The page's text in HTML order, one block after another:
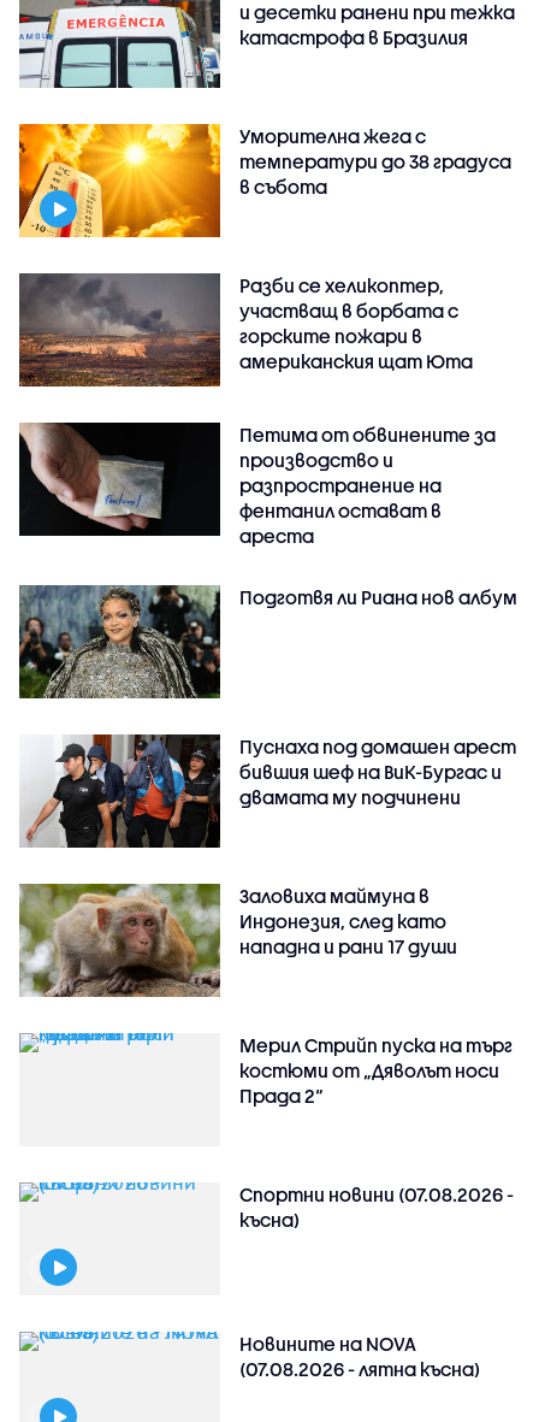
и десетки ранени при тежка
катастрофа в Бразилия
Уморителна жега с
температури до 38 градуса
в събота
Разби се хеликоптер,
участващ в борбата с
горските пожари в
американския щат Юта
Петима от обвинените за
производство и
разпространение на
фентанил остават в
ареста
Подготвя ли Риана нов албум
Пуснаха под домашен арест
бившия шеф на ВиК-Бургас и
двамата му подчинени
Заловиха маймуна в
Индонезия, след като
нападна и рани 17 души
Мерил Стрийп пуска на търг
костюми от „Дяволът носи
Прада 2“
Спортни новини (07.08.2026 -
късна)
Новините на NOVA
(07.08.2026 - лятна късна)